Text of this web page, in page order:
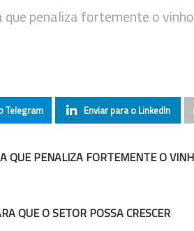
penaliza fortemente o vinho
Telegram Enviar para o LinkedIn
QUE PENALIZA FORTEMENTE O
QUE O SETOR POSSA CRESCER